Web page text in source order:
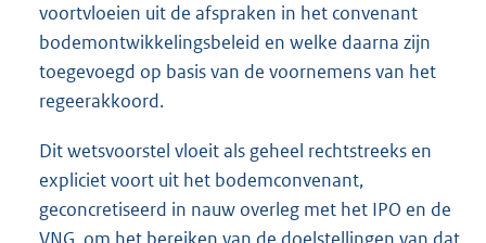
voortvloeien uit de afspraken in het convenant
bodemontwikkelingsbeleid en welke daarna zijn
toegevoegd op basis van de voornemens van het
regeerakkoord.
Dit wetsvoorstel vloeit als geheel rechtstreeks en
expliciet voort uit het bodemconvenant,
geconcretiseerd in nauw overleg met het IPO en de
VNG, om het bereiken van de doelstellingen van dat